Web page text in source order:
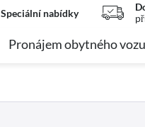
Speciální nabídky
Pronájem obytného vozu